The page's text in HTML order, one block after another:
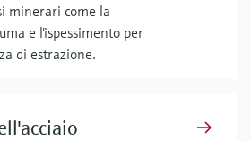
minerari come la
e l'ispessimento per
di estrazione.